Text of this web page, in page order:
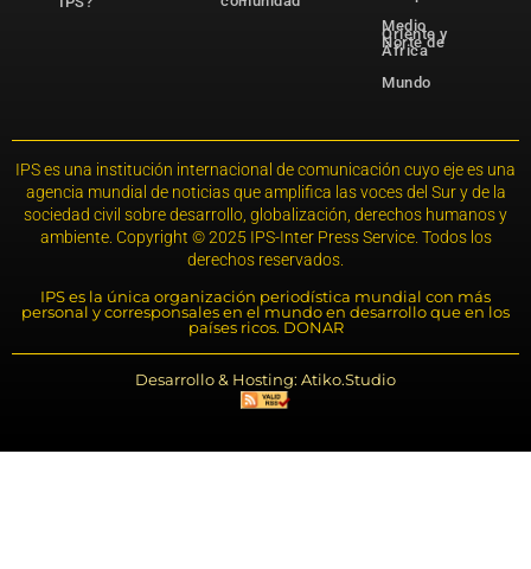
Medio
Oriente y
Norte de
África
Mundo
IPS es una institución internacional de comunicación cuyo eje es una
agencia mundial de noticias que amplifica las voces del Sur y de la
sociedad civil sobre desarrollo, globalización, derechos humanos y
ambiente. Copyright © 2025 IPS-Inter Press Service. Todos los
derechos reservados.
IPS es la única organización periodística mundial con más
personal y corresponsales en el mundo en desarrollo que en los
países ricos. DONAR
Desarrollo & Hosting: Atiko.Studio